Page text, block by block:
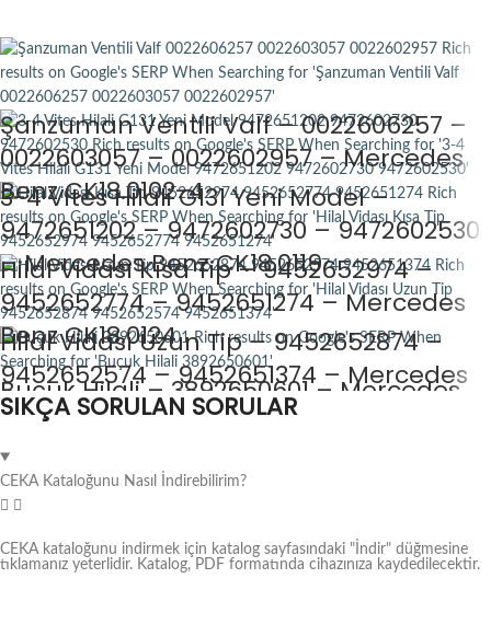
Şanzuman Ventili Valf – 0022606257 –
0022603057 – 0022602957 – Mercedes
Benz CK18.0102-4
3-4 Vites Hilali G131 Yeni Model –
9472651202 – 9472602730 – 9472602530
– Mercedes Benz CK18.0119
Hilal Vidası Kısa Tip – 9452652974 –
9452652774 – 9452651274 – Mercedes
Benz CK18.0124
Hilal Vidası Uzun Tip – 9452652874 –
9452652574 – 9452651374 – Mercedes
Benz CK18.0125
Buçuk Hilali – 3892650601 – Mercedes
Benz CK18.0127
SIKÇA SORULAN SORULAR
CEKA Kataloğunu Nasıl İndirebilirim?
CEKA kataloğunu indirmek için katalog sayfasındaki "İndir" düğmesine
tıklamanız yeterlidir. Katalog, PDF formatında cihazınıza kaydedilecektir.